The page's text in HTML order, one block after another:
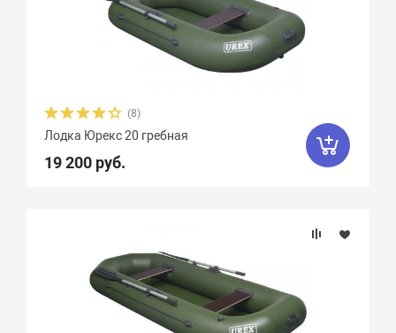
(8)
Лодка Юрекс 20 гребная
19 200 руб.